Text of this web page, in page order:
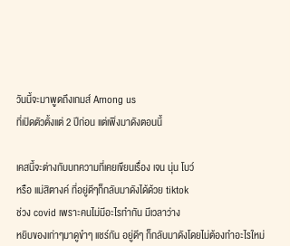
วันนี้จะมาพูดถึงเกมส์ Among us
ที่เปิดตัวตั้งแต่ 2 ปีก่อน แต่เพิ่งมาดังตอนนี้
เคสนี้จะต่างกับบทความที่เคยเขียนเรื่อง เจน นุ่น โบว์
หรือ แม่สิตางค์ ที่อยู่ดีๆก็กลับมาดังได้ด้วย tiktok
ช่วง covid เพราะคนไม่มีอะไรทำกัน มีเวลาว่าง
หยิบของเก่าๆมาดูขำๆ แชร์กัน อยู่ดีๆ ก็กลับมาดังโดยไม่ต้องทำอะไรใหม่